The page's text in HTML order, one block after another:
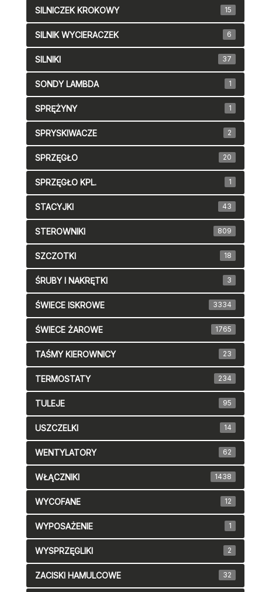
SILNICZEK KROKOWY 15
SILNIK WYCIERACZEK 6
SILNIKI 37
SONDY LAMBDA 1
SPRĘŻYNY 1
SPRYSKIWACZE 2
SPRZĘGŁO 20
SPRZĘGŁO KPL. 1
STACYJKI 43
STEROWNIKI 809
SZCZOTKI 18
ŚRUBY I NAKRĘTKI 3
ŚWIECE ISKROWE 3334
ŚWIECE ŻAROWE 1765
TAŚMY KIEROWNICY 23
TERMOSTATY 234
TULEJE 95
USZCZELKI 14
WENTYLATORY 62
WŁĄCZNIKI 1438
WYCOFANE 12
WYPOSAŻENIE 1
WYSPRZĘGLIKI 2
ZACISKI HAMULCOWE 32